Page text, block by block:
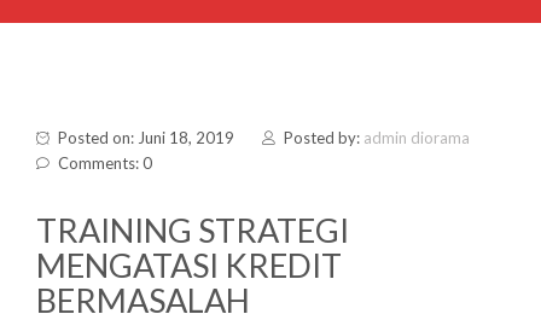
Posted on: Juni 18, 2019 Posted by: admin diorama
Comments: 0
TRAINING STRATEGI
MENGATASI KREDIT
BERMASALAH